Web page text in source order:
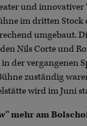
und innovativer
im dritten Stock
umgebaut.
Nils Corte und
der vergangenen
zuständig
wird im Juni
mehr am